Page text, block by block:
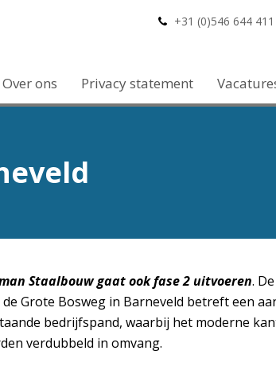
+31 (0)546 644 411
Over ons Privacy statement
Staalbouw gaat ook fase 2 uitvoeren.
de Grote Bosweg in Barneveld betreft een
bedrijfspand, waarbij het moderne
verdubbeld in omvang.